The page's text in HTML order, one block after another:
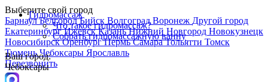
Выберите свой город
БарнаулБелгородБийск ВолгоградВоронеж Другой город
ЕкатеринбургИжевскКазаньНижний Новгород Новокузнецк
НовосибирскОренбургПермьСамараТольятти Томск
ТюменьЧебоксары Ярославль
Перезвонить
Гидромассаж
Что такое гидромассаж?
Собрать гидромассажную ванну
Ваш город:
Чебоксары